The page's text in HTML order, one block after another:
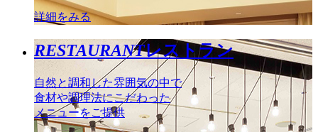
詳細をみる
RESTAURANTレストラン
自然と調和した雰囲気の中で
食材や調理法にこだわった
メニューをご提供